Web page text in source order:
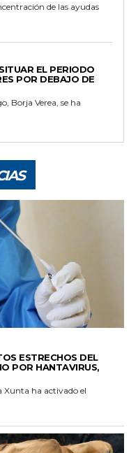
de las ayudas
EL PERIODO
POR DEBAJO DE
Borja Verea, se ha
ESTRECHOS DEL
POR HANTAVIRUS,
Xunta ha activado el